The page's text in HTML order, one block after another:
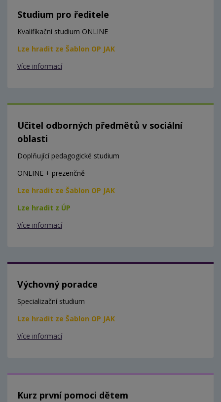
Studium pro ředitele
Kvalifikační studium ONLINE
Lze hradit ze Šablon OP JAK
Více informací
Učitel odborných předmětů v sociální
oblasti
Doplňující pedagogické studium
ONLINE + prezenčně
Lze hradit ze Šablon OP JAK
Lze hradit z ÚP
Více informací
Výchovný poradce
Specializační studium
Lze hradit ze Šablon OP JAK
Více informací
Kurz první pomoci dětem